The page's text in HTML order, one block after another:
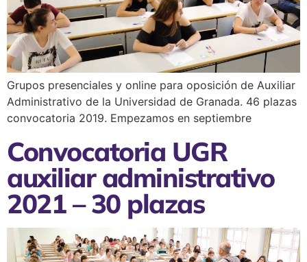
Grupos presenciales y online para oposición de Auxiliar
Administrativo de la Universidad de Granada. 46 plazas
convocatoria 2019. Empezamos en septiembre
Convocatoria UGR
auxiliar administrativo
2021 – 30 plazas